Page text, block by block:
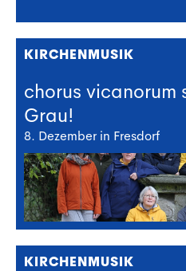
KIRCHENMUSIK
chorus vicanorum
Grau!
8. Dezember in Fresdorf
KIRCHENMUSIK